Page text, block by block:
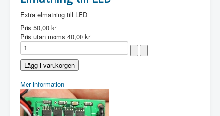
Extra elmatning till LED
Pris 50,00 kr
Pris utan moms 40,00 kr
Mer information